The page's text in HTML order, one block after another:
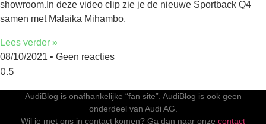
showroom.In deze video clip zie je de nieuwe Sportback Q4
samen met Malaika Mihambo.
Lees verder »
08/10/2021
Geen reacties
AudiBlog is onafhankelijke “fan site”. AudiBlog is ook geen
onderdeel van Audi AG.
Wil je met ons in contact komen? Ga dan naar onze contact